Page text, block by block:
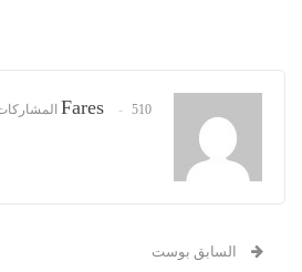
Fares 510 المشاركات
السابق بوست